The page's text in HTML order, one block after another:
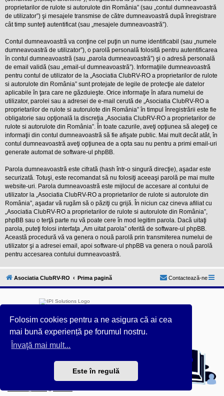
Folosim cookies pentru a ne asigura că ai cea
mai bună experiență pe forumul nostru.
Învaţă mai mult...
Este în regulă
t
o
r
u
o
t
e
d
i
n
R
o
m
a
n
i
a
proprietarilor de rulote si autorulote din România” (sau „contul dumneavoastră
de utilizator”) şi mesajele transmise de către dumneavoastră după înregistrare
cât timp sunteţi autentificat (sau „mesajele dumneavoastră”).
Contul dumneavoastră va conţine cel puţin un nume identificabil (sau „numele
dumneavoastră de utilizator”), o parolă personală folosită pentru autentificarea
în contul dumneavoastră (sau „parola dumneavoastră”) şi o adresă personală
de email validă (sau „email-ul dumneavoastră”). Informaţiile dumneavoastră
pentru contul de utilizator de la „Asociatia ClubRV-RO a proprietarilor de rulote
si autorulote din România” sunt protejate de legile de protecţie ale datelor
aplicabile în ţara care ne găzduieşte. Orice informaţie în afara numelui de
utilizator, parolei sau a adresei de e-mail cerută de „Asociatia ClubRV-RO a
proprietarilor de rulote si autorulote din România” în timpul înregistrării este fie
obligatorie sau opţională la discreţia „Asociatia ClubRV-RO a proprietarilor de
rulote si autorulote din România”. În toate cazurile, aveţi opţiunea să alegeţi ce
informaţii din contul dumneavoastră să fie afişate public. Mai mult decât atât, în
contul dumneavoastră aveţi opţiunea de a opta sau nu pentru a primi email-uri
generate automat de software-ul phpBB.
Parola dumneavoastră este cifrată (hash într-o singură direcţie), aşadar este
securizată. Totuşi, este recomandat să nu folosiţi aceeaşi parolă pe mai multe
website-uri. Parola dumneavoastră este mijlocul de accesare al contului de
utilizator la „Asociatia ClubRV-RO a proprietarilor de rulote si autorulote din
România”, aşadar vă rugăm să o păziţi cu grijă. În niciun caz cineva afiliat cu
„Asociatia ClubRV-RO a proprietarilor de rulote si autorulote din România”,
phpBB sau o terţă parte nu vă poate cere în mod legitim parola. Dacă uitaţi
parola, puteţi folosi interfaţa „Am uitat parola” oferită de software-ul phpBB.
Această procedură vă va genera o nouă parolă prin transmiterea numelui de
utilizator şi a adresei email, apoi software-ul phpBB va genera o nouă parolă
pentru accesarea contului dumneavoastră.
Asociatia ClubRV-RO Prima pagină Contactează-ne
Furnizat de phpBB® Forum Software © phpBB Limited
Style ProsilverSlideEdition created by Talk19Zehn OnGray-
Design.de & Style Updated by